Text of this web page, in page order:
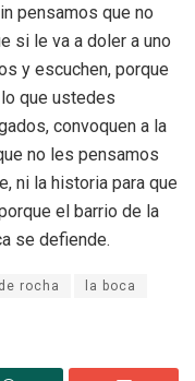
pensamos que no
si le va a doler a uno
y escuchen, porque
que ustedes
convoquen a la
no les pensamos
ni la historia para que
el barrio de la
se defiende.
rocha la boca